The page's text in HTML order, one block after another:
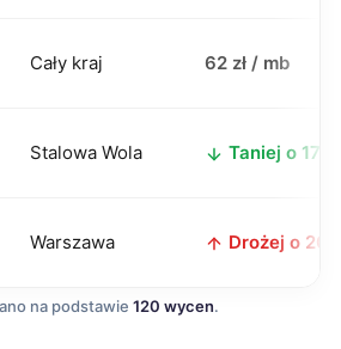
Cały kraj 62 zł / mb
Stalowa Wola Taniej o 17 zł
Warszawa Drożej o 20
na podstawie 120 wycen.